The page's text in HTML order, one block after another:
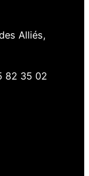
Alliés,
82 35 02